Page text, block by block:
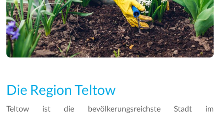
Die Region Teltow
Teltow ist die bevölkerungsreichste Stadt im